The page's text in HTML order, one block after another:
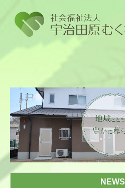
トップページ
くらす
はぐくむ
つなぐ
クラブ活動
自主製品ブランド「むく屋」
NEWS